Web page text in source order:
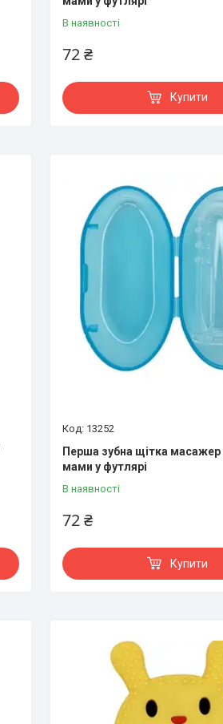
В наявності
72 ₴
Купити
13252
Перша зубна щітка масажер
мами у футлярі
В наявності
72 ₴
Купити